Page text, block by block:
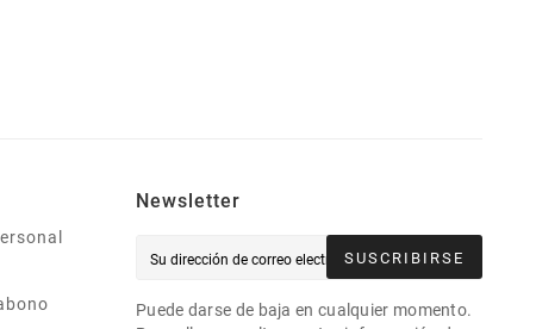
Newsletter
SUSCRIBIRSE
Puede darse de baja en cualquier momento.